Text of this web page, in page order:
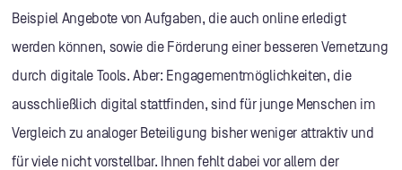
Beispiel Angebote von Aufgaben, die auch online erledigt
werden können, sowie die Förderung einer besseren Vernetzung
durch digitale Tools. Aber: Engagementmöglichkeiten, die
ausschließlich digital stattfinden, sind für junge Menschen im
Vergleich zu analoger Beteiligung bisher weniger attraktiv und
für viele nicht vorstellbar. Ihnen fehlt dabei vor allem der